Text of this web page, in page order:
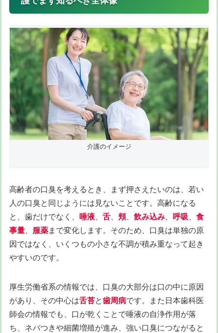
介護のイメージ
高齢者の口臭を考えるとき、まず押さえたいのは、若い
人の口臭と同じようには見ないことです。高齢になる
と、歯だけでなく、 唾液 舌 頬、 飲み込み 呼吸
食
事量
服薬まで変化します。そのため、口臭は単独の原
因ではなく、いくつもの小さな不調が積み重なって起き
やすいのです。
厚生労働省系の情報では、口臭の大部分は口の中に原因
があり、その中心は舌苔と歯周病です。また日本歯科医
師会の情報でも、口が乾くことで唾液の自浄作用が落
ち、ネバつきや細菌増殖が進み、強い口臭につながると